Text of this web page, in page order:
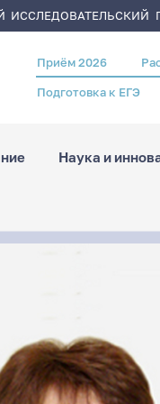
Header
menu
Приём 2026
Подготовка к ЕГЭ
Наука и